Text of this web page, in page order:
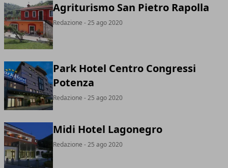
Agriturismo San Pietro Rapolla
Redazione - 25 ago 2020
Park Hotel Centro Congressi
Potenza
Redazione - 25 ago 2020
Midi Hotel Lagonegro
Redazione - 25 ago 2020